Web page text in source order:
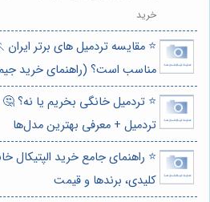
خرید
⭐️ مقایسه تردمیل های برتر
مناسب است؟ (راهنمای خرید
⭐️ تردمیل خانگی بخریم یا نه؟
تردمیل + معرفی بهترین مدل‌ها
کلیدی، برندها و قیمت